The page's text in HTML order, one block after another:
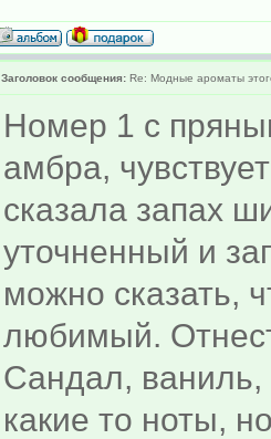
Заголовок сообщения: Re: Модные ароматы
Номер 1 с
амбра,
сказала запах
уточненный и
можно сказать,
любимый.
Сандал,
какие то ноты,